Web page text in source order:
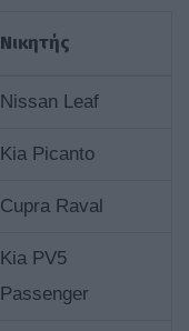
Νικητής
Nissan Leaf
Kia Picanto
Cupra Raval
Kia PV5
Passenger